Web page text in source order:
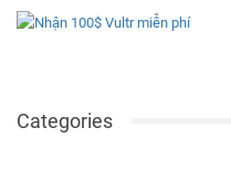
Categories